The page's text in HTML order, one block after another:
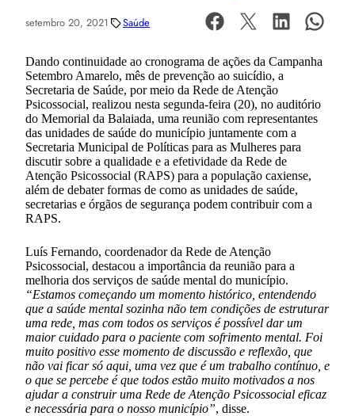
setembro 20, 2021 Saúde
Dando continuidade ao cronograma de ações da Campanha
Setembro Amarelo, mês de prevenção ao suicídio, a
Secretaria de Saúde, por meio da Rede de Atenção
Psicossocial, realizou nesta segunda-feira (20), no auditório
do Memorial da Balaiada, uma reunião com representantes
das unidades de saúde do município juntamente com a
Secretaria Municipal de Políticas para as Mulheres para
discutir sobre a qualidade e a efetividade da Rede de
Atenção Psicossocial (RAPS) para a população caxiense,
além de debater formas de como as unidades de saúde,
secretarias e órgãos de segurança podem contribuir com a
RAPS.
Luís Fernando, coordenador da Rede de Atenção
Psicossocial, destacou a importância da reunião para a
melhoria dos serviços de saúde mental do município.
“Estamos começando um momento histórico, entendendo
que a saúde mental sozinha não tem condições de estruturar
uma rede, mas com todos os serviços é possível dar um
maior cuidado para o paciente com sofrimento mental. Foi
muito positivo esse momento de discussão e reflexão, que
não vai ficar só aqui, uma vez que é um trabalho contínuo, e
o que se percebe é que todos estão muito motivados a nos
ajudar a construir uma Rede de Atenção Psicossocial eficaz
e necessária para o nosso município”, disse.